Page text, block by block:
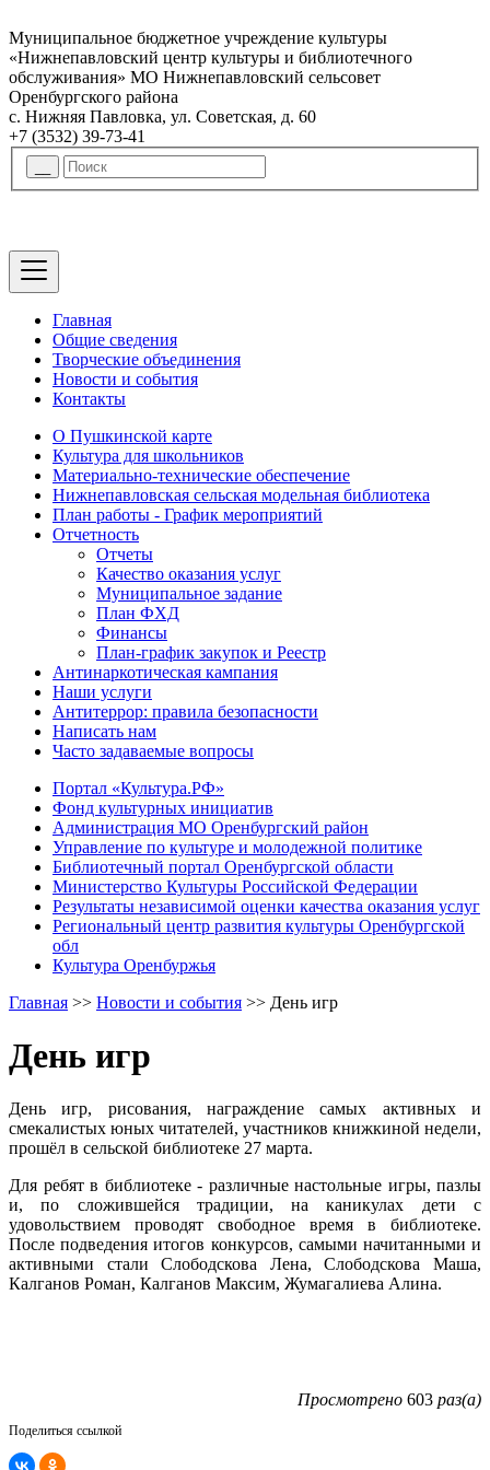
Муниципальное бюджетное учреждение культуры
«Нижнепавловский центр культуры и библиотечного
обслуживания» МО Нижнепавловский сельсовет
Оренбургского района
с. Нижняя Павловка, ул. Советская, д. 60
+7 (3532) 39-73-41
Главная
Общие сведения
Творческие объединения
Новости и события
Контакты
О Пушкинской карте
Культура для школьников
Материально-технические обеспечение
Нижнепавловская сельская модельная библиотека
План работы - График мероприятий
Отчетность
Отчеты
Качество оказания услуг
Муниципальное задание
План ФХД
Финансы
План-график закупок и Реестр
Антинаркотическая кампания
Наши услуги
Антитеррор: правила безопасности
Написать нам
Часто задаваемые вопросы
Портал «Культура.РФ»
Фонд культурных инициатив
Администрация МО Оренбургский район
Управление по культуре и молодежной политике
Библиотечный портал Оренбургской области
Министерство Культуры Российской Федерации
Результаты независимой оценки качества оказания услуг
Региональный центр развития культуры Оренбургской
обл
Культура Оренбуржья
Главная >> Новости и события >> День игр
День игр
День игр, рисования, награждение самых активных и
смекалистых юных читателей, участников книжкиной недели,
прошёл в сельской библиотеке 27 марта.
Для ребят в библиотеке - различные настольные игры, пазлы
и, по сложившейся традиции, на каникулах дети с
удовольствием проводят свободное время в библиотеке.
После подведения итогов конкурсов, самыми начитанными и
активными стали Слободскова Лена, Слободскова Маша,
Калганов Роман, Калганов Максим, Жумагалиева Алина.
Просмотрено 603 раз(а)
Поделиться ссылкой